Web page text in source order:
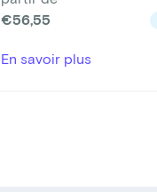
€56,55
En savoir plus